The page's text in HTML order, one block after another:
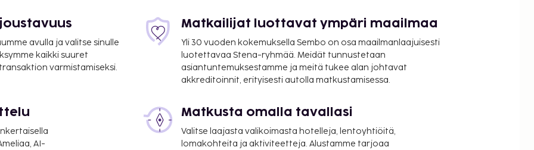
mi
auki oleva
avulla ja valitse sinulle
kaikki suuret
varmistamiseksi.
Matkailijat luottavat ympäri maailmaa
Yli 30 vuoden kokemuksella Sembo on osa maailmanlaajuisesti
luotettavaa Stena-ryhmää. Meidät tunnustetaan
asiantuntemuksestamme ja meitä tukee alan johtavat
akkreditoinnit, erityisesti autolla matkustamisessa.
AI-
Matkusta omalla tavallasi
Valitse laajasta valikoimasta hotelleja, lentoyhtiöitä,
lomakohteita ja aktiviteetteja. Alustamme tarjoaa